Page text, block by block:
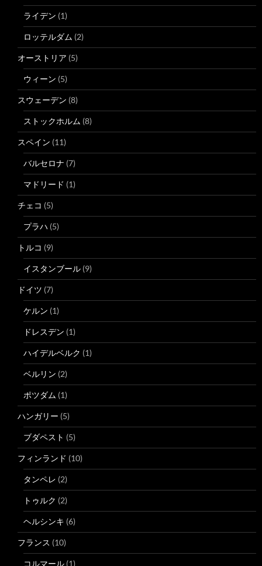
ライデン (1)
ロッテルダム (2)
オーストリア (5)
ウィーン (5)
スウェーデン (8)
ストックホルム (8)
スペイン (11)
バルセロナ (7)
マドリード (1)
チェコ (5)
プラハ (5)
トルコ (9)
イスタンブール (9)
ドイツ (7)
ケルン (1)
ドレスデン (1)
ハイデルベルク (1)
ベルリン (2)
ポツダム (1)
ハンガリー (5)
ブダペスト (5)
フィンランド (10)
タンペレ (2)
トゥルク (2)
ヘルシンキ (6)
フランス (10)
コルマール (1)